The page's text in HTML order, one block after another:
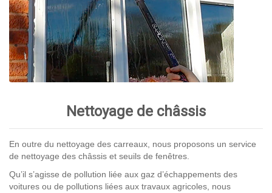
Nettoyage de châssis
En outre du nettoyage des carreaux, nous proposons un service
de nettoyage des châssis et seuils de fenêtres.
Qu’il s’agisse de pollution liée aux gaz d’échappements des
voitures ou de pollutions liées aux travaux agricoles, nous